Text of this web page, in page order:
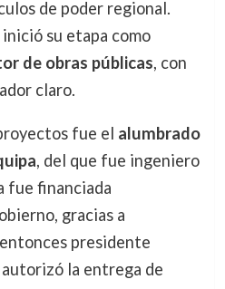
de poder regional.
su etapa como
de obras públicas, con
claro.
fue el alumbrado
, del que fue ingeniero
fue financiada
gracias a
presidente
la entrega de